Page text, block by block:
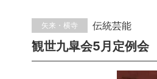
矢来・横寺 伝統芸能
観世九皐会5月定例会